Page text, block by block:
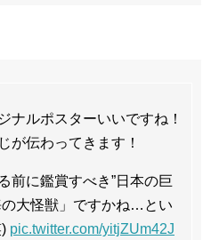
ナルポスターいいですね！
が伝わってきます！
前に鑑賞すべき”日本の巨
大怪獣」ですかね…とい
pic.twitter.com/yitjZUm42J